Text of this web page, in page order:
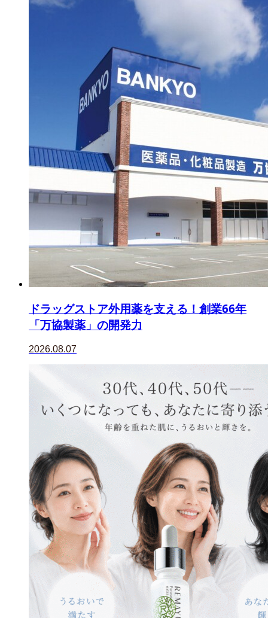
ドラッグストア外用薬を支える！創業66年
「万協製薬」の開発力
2026.08.07